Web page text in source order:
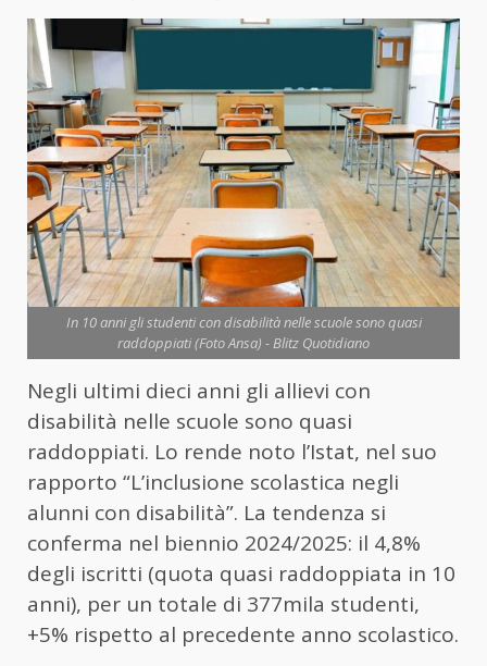
In 10 anni gli studenti con disabilità nelle scuole sono quasi
raddoppiati (Foto Ansa) - Blitz Quotidiano
Negli ultimi dieci anni gli allievi con
disabilità nelle scuole sono quasi
raddoppiati. Lo rende noto l’Istat, nel suo
rapporto “L’inclusione scolastica negli
alunni con disabilità”. La tendenza si
conferma nel biennio 2024/2025: il 4,8%
degli iscritti (quota quasi raddoppiata in 10
anni), per un totale di 377mila studenti,
+5% rispetto al precedente anno scolastico.